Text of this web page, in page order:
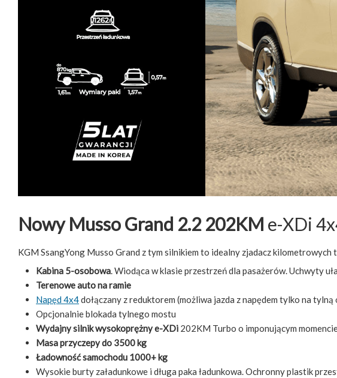
Nowy Musso Grand 2.2 202KM e-XDi
KGM SsangYong Musso Grand z tym silnikiem to idealny zjadacz kilometrowych
Kabina 5-osobowa. Wiodąca w klasie przestrzeń dla pasażerów. Uchwyty
Terenowe auto na ramie
Napęd 4x4dołączany z reduktorem (możliwa jazda z napędem tylko na tylną
Opcjonalnie blokada tylnego mostu
Wydajny silnik wysokoprężny e-XDi 202KM Turbo o imponującym
Masa przyczepy do 3500 kg
Ładowność samochodu 1000+ kg
Wysokie burty załadunkowe i długa paka ładunkowa. Ochronny plastik